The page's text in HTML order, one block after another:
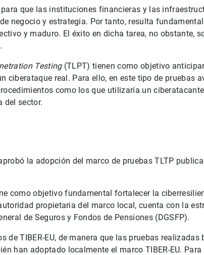
que las instituciones financieras y las
negocio y estrategia. Por tanto, resulta
y maduro. El éxito en dicha tarea, no obstante,
Testing(TLPT) tienen como objetivo
ciberataque real. Para ello, en este tipo de pruebas
como los que utilizaría un
del sector.
la adopción del marco de pruebas TLTP
como objetivo fundamental fortalecer la
propietaria del marco local, cuenta con la
de Seguros y Fondos de Pensiones (DGSFP).
de TIBER-EU, de manera que las pruebas
han adoptado localmente el marco TIBER-EU.